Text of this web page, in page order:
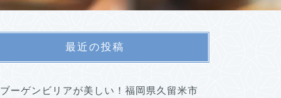
最近の投稿
ブーゲンビリアが美しい！福岡県久留米市